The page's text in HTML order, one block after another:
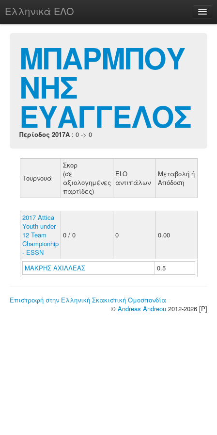
Ελληνικά ΕΛΟ
chesstu.be @ discord
Login
ΜΠΑΡΜΠΟΥ
ΝΗΣ
ΕΥΑΓΓΕΛΟΣ
Περίοδος 2017A : 0 -> 0
Τουρνουά
Σκορ
(σε
αξιολογημένες
παρτίδες)
ELO
αντιπάλων
Μεταβολή ή
Απόδοση
2017 Attica
Youth under
12 Team
Championhip
- ESSN
0 / 0 0 0.00
ΜΑΚΡΗΣ ΑΧΙΛΛΕΑΣ 0.5
Επιστροφή στην Ελληνική Σκακιστική Ομοσπονδία
© Andreas Andreou 2012-2026 [P]